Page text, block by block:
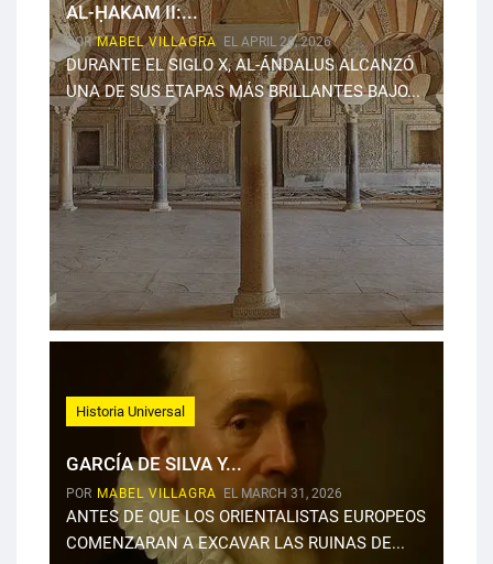
AL-ḤAKAM II:...
POR MABEL VILLAGRA EL APRIL 26, 2026
DURANTE EL SIGLO X, AL-ÁNDALUS ALCANZÓ
UNA DE SUS ETAPAS MÁS BRILLANTES BAJO...
Historia Universal
GARCÍA DE SILVA Y...
POR MABEL VILLAGRA EL MARCH 31, 2026
ANTES DE QUE LOS ORIENTALISTAS EUROPEOS
COMENZARAN A EXCAVAR LAS RUINAS DE...